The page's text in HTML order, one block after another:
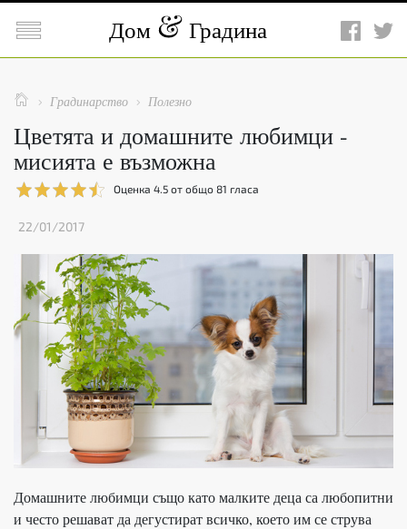
 Дом Градина
  Градинарство  Полезно
Цветята и домашните любимци -
мисията е възможна
Оценка 4.5 от общо 81 гласа
22/01/2017
Домашните любимци също като малките деца са любопитни
и често решават да дегустират всичко, което им се струва